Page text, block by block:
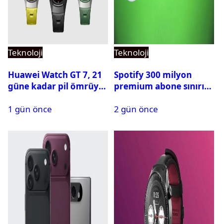
Teknoloji
Huawei Watch GT 7, 21
güne kadar pil ömrüyle
1 gün önce
Teknoloji
Spotify 300 milyon
premium abone sınırını
2 gün önce